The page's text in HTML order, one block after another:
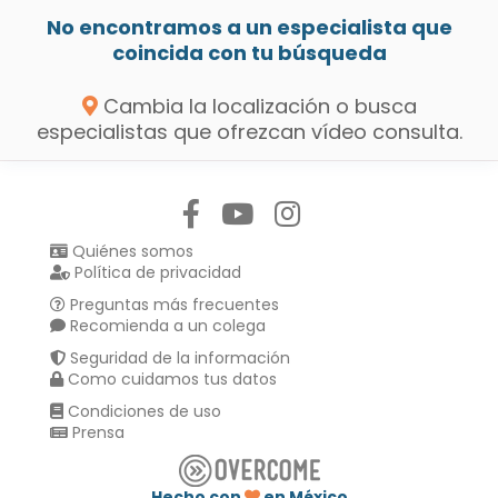
No encontramos a un especialista que
coincida con tu búsqueda
Cambia la localización o busca
especialistas que ofrezcan vídeo consulta.
Quiénes somos
Política de privacidad
Preguntas más frecuentes
Recomienda a un colega
Seguridad de la información
Como cuidamos tus datos
Condiciones de uso
Prensa